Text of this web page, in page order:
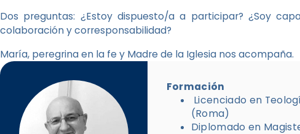
Dos preguntas: ¿Estoy dispuesto/a a participar? ¿Soy
colaboración y corresponsabilidad?
María, peregrina en la fe y Madre de la Iglesia nos acompaña.
Formación
Licenciado en
(Roma)
Diplomado en